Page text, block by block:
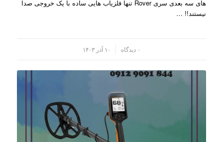
های سه بعدی سری Rover تنها فلزیاب هایی ساده با یک خروجی صدا
نیستند!! …
۰ دیدگاه ۱۰ آذر ۱۴۰۳